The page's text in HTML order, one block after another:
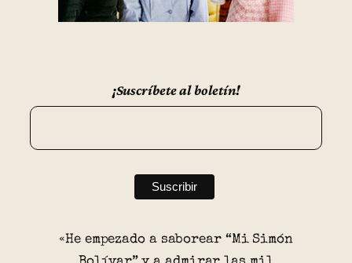
¡Suscríbete al boletín!
«He empezado a saborear “Mi Simón